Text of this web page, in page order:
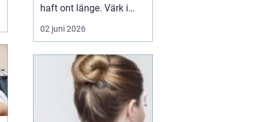
haft ont länge. Värk i
rygg, nacke eller huvud
blir lätt en del av
låser sig helt eller
smärtan gör det svårt att
jobba, sova eller träna.
För den som letar efter
02 juni 2026